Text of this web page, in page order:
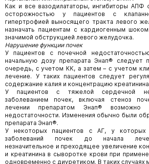
Как и все вазодилататоры, ингибиторы АПФ
осторожностью у пациентов с
гипертрофией выносящего тракта левого
назначать пациентам с кардиогенным
значимой обструкцией левого желудочка.
Нарушение функции почек
У пациентов с почечной
начальную дозу препарата Энап® следует
очередь, с учетом КК, а затем – с учетом
лечение. У таких пациентов следует
содержание калия и концентрацию
У пациентов с тяжелой сердечной
заболеванием почек, включая стеноз
лечении препаратом Энап® возможно
недостаточности. Изменения обычно были
препарата Энап®.
У некоторых пациентов с АГ, у которых
заболеваний почек до начала
незначительное и преходящее увеличение
и креатинина в сыворотке крови при
одновременно с диуретиком. В таких случаях